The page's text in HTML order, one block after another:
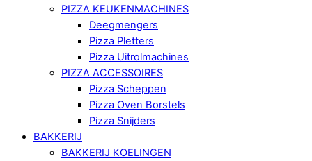
PIZZA KEUKENMACHINES
Deegmengers
Pizza Pletters
Pizza Uitrolmachines
PIZZA ACCESSOIRES
Pizza Scheppen
Pizza Oven Borstels
Pizza Snijders
BAKKERIJ
BAKKERIJ KOELINGEN